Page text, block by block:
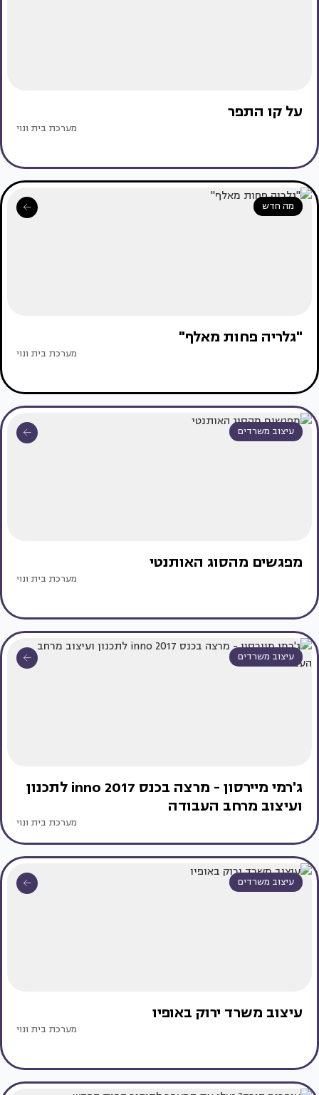
על קו התפר
מערכת בית ונוי
מה חדש
"גלריה פחות מאלף"
מערכת בית ונוי
עיצוב משרדים
מפגשים מהסוג האותנטי
מערכת בית ונוי
עיצוב משרדים
ג'רמי מיירסון - מרצה בכנס inno 2017 לתכנון
ועיצוב מרחב העבודה
מערכת בית ונוי
עיצוב משרדים
עיצוב משרד ירוק באופיו
מערכת בית ונוי